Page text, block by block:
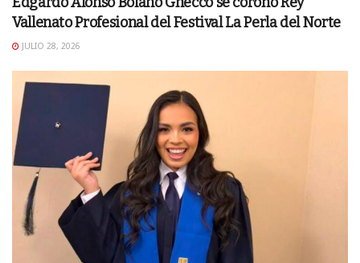
Vallenato Profesional del Festival La Perla del Norte
JULIO 28, 2026